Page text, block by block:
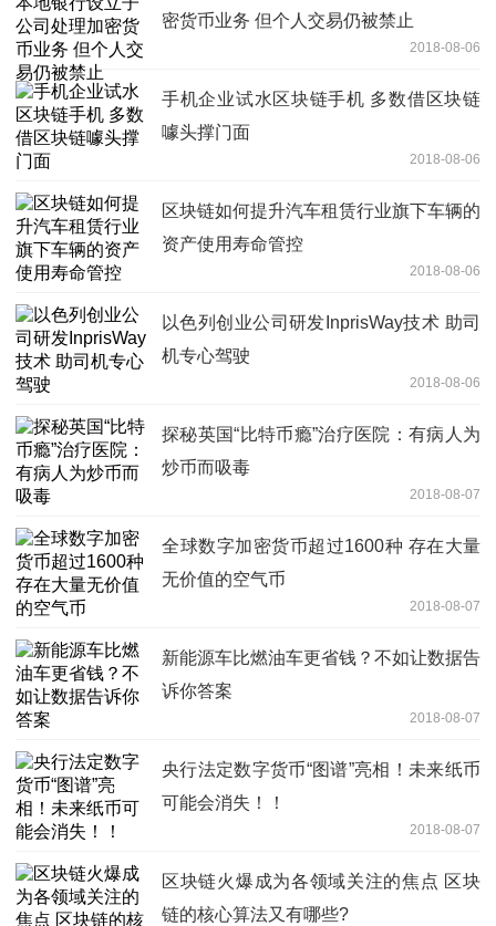
密货币业务 但个人交易仍被禁止
2018-08-06
手机企业试水区块链手机 多数借区块链
噱头撑门面
2018-08-06
区块链如何提升汽车租赁行业旗下车辆的
资产使用寿命管控
2018-08-06
以色列创业公司研发InprisWay技术 助司
机专心驾驶
2018-08-06
探秘英国“比特币瘾”治疗医院：有病人为
炒币而吸毒
2018-08-07
全球数字加密货币超过1600种 存在大量
无价值的空气币
2018-08-07
新能源车比燃油车更省钱？不如让数据告
诉你答案
2018-08-07
央行法定数字货币“图谱”亮相！未来纸币
可能会消失！！
2018-08-07
区块链火爆成为各领域关注的焦点 区块
链的核心算法又有哪些?